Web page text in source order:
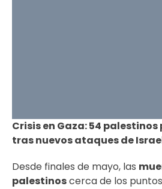
Crisis en Gaza: 54
tras nuevos ataques de
Desde finales de mayo, las
palestinoscerca de los